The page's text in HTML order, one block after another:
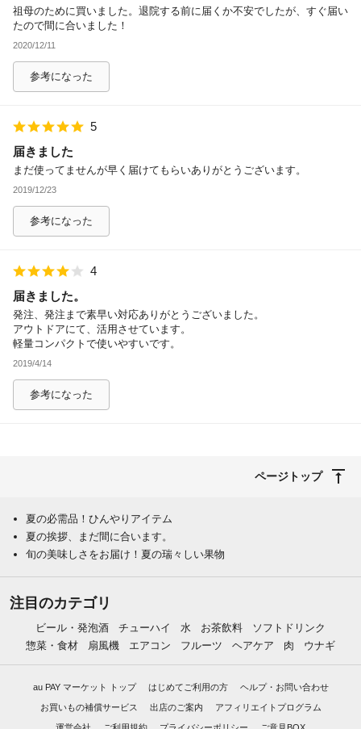
祖母のために買いました。退院する前に届くか不安でしたが、すぐ届い
たので間に合いました！
2020/12/11
参考になった
5
届きました
まだ使ってませんが早く届けてもらいありがとうございます。
2019/12/23
参考になった
4
届きました。
発注、発注まで素早い対応ありがとうございました。
アウトドアにて、活用させています。
軽量コンパクトで使いやすいです。
2019/4/14
参考になった
ページトップ
夏の必需品！ひんやりアイテム
夏の挨拶、まだ間に合います。
旬の美味しさをお届け！夏の瑞々しい果物
注目のカテゴリ
ビール・発泡酒 チューハイ 水 お茶飲料
ソフトドリンク
惣菜・食材
扇風機 エアコン フルーツ ヘアケア 肉 ウナギ
au PAY マーケット トップ はじめてご利用の方 ヘルプ・お問い合わせ
お買いもの補償サービス 出店のご案内 アフィリエイトプログラム